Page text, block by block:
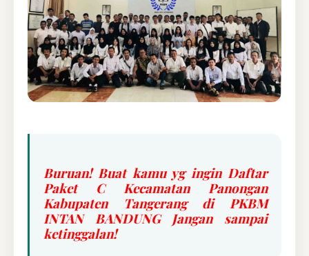
Buruan! Buat kamu yg ingin Daftar
Paket C Kecamatan Panongan
Kabupaten Tangerang di PKBM
INTAN BANDUNG Jangan sampai
ketinggalan!